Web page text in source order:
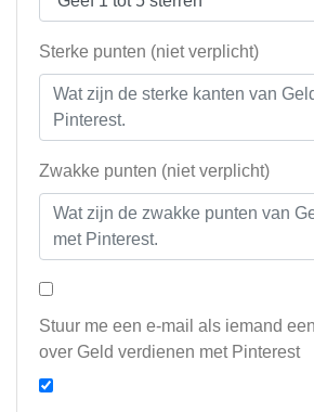
Sterke punten (niet verplicht)
Zwakke punten (niet verplicht)
Stuur me een e-mail als iemand
over Geld verdienen met Pinterest